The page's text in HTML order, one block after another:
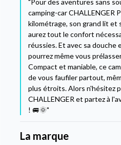
"Pour des aventures sans
camping-car CHALLENGER
kilométrage, son grand lit et
aurez tout le confort
réussies. Et avec sa douche
pourrez même vous
Compact et maniable, ce
de vous faufiler partout,
plus étroits. Alors n'hésitez
CHALLENGER et partez à
! 🚐🌞"
La marque